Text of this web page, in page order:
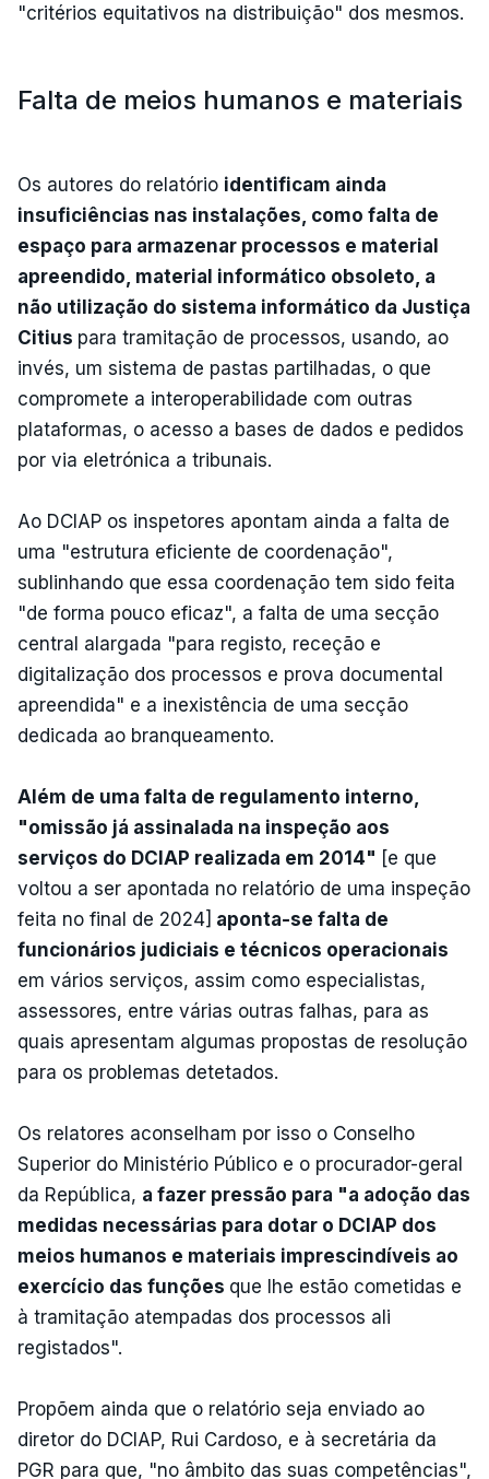
"critérios equitativos na distribuição" dos mesmos.
Falta de meios humanos e materiais
Os autores do relatório identificam ainda
insuficiências nas instalações, como falta de
espaço para armazenar processos e material
apreendido, material informático obsoleto, a
não utilização do sistema informático da Justiça
Citius para tramitação de processos, usando, ao
invés, um sistema de pastas partilhadas, o que
compromete a interoperabilidade com outras
plataformas, o acesso a bases de dados e pedidos
por via eletrónica a tribunais.
Ao DCIAP os inspetores apontam ainda a falta de
uma "estrutura eficiente de coordenação",
sublinhando que essa coordenação tem sido feita
"de forma pouco eficaz", a falta de uma secção
central alargada "para registo, receção e
digitalização dos processos e prova documental
apreendida" e a inexistência de uma secção
dedicada ao branqueamento.
Além de uma falta de regulamento interno,
"omissão já assinalada na inspeção aos
serviços do DCIAP realizada em 2014" [e que
voltou a ser apontada no relatório de uma inspeção
feita no final de 2024] aponta-se falta de
funcionários judiciais e técnicos operacionais
em vários serviços, assim como especialistas,
assessores, entre várias outras falhas, para as
quais apresentam algumas propostas de resolução
para os problemas detetados.
Os relatores aconselham por isso o Conselho
Superior do Ministério Público e o procurador-geral
da República, a fazer pressão para "a adoção das
medidas necessárias para dotar o DCIAP dos
meios humanos e materiais imprescindíveis ao
exercício das funções que lhe estão cometidas e
à tramitação atempadas dos processos ali
registados".
Propõem ainda que o relatório seja enviado ao
diretor do DCIAP, Rui Cardoso, e à secretária da
PGR para que, "no âmbito das suas competências",